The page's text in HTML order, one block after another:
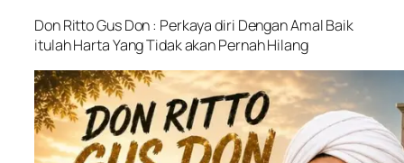
Don Ritto Gus Don : Perkaya diri Dengan Amal Baik
itulah Harta Yang Tidak akan Pernah Hilang